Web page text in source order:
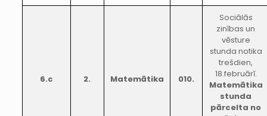
6.c 2. Matemātika 010.
Sociālās
zinības un
vēsture
stunda notika
trešdien,
18.februārī.
Matemātika
stunda
pārcelta no